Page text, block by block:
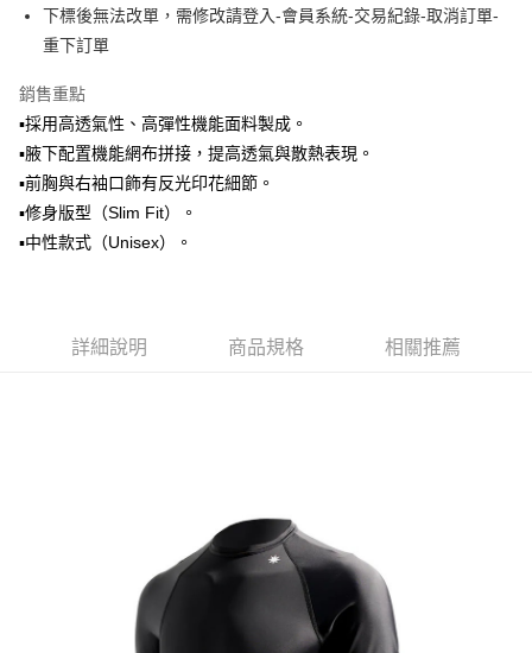
國泰世華商業銀行
兆豐國際商業銀行
臺灣中小企業銀行
聯邦商業銀行
元大商業銀行
永豐商業銀行
台新國際商業銀行
中國信託商業銀行
台灣樂天信用卡公司
Apple Pay
悠遊付
Google Pay
ATM付款
每筆NT$60，滿NT$1,500(含以上)免運費
國家/地區配送/EMS
下標後無法改單，需修改請登入-會員系統-交易紀錄-取消訂單-
重下訂單
銷售重點
▪️採用高透氣性、高彈性機能面料製成。
▪️腋下配置機能網布拼接，提高透氣與散熱表現。
▪️前胸與右袖口飾有反光印花細節。
▪️修身版型（Slim Fit）。
▪️中性款式（Unisex）。
詳細說明 商品規格 相關推薦